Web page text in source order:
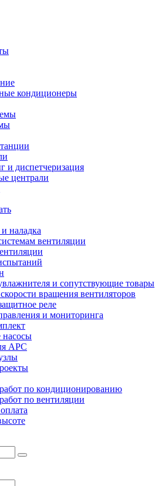
кондиционеры
и диспетчеризация
централи
наладка
вентиляции
и сопутствующие товары
вращения вентиляторов
реле
и мониторинга
APC
по кондиционированию
по вентиляции